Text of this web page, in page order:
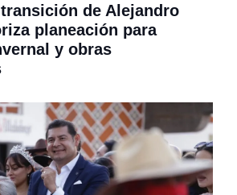
de Alejandro
planeación para
y obras